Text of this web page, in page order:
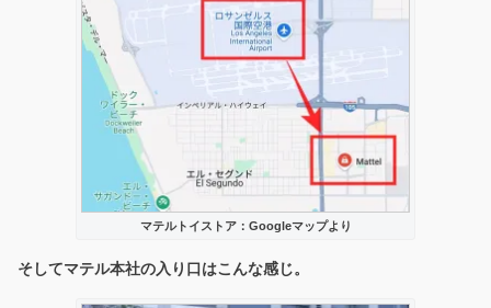
マテルトイストア：Googleマップより
そしてマテル本社の入り口はこんな感じ。